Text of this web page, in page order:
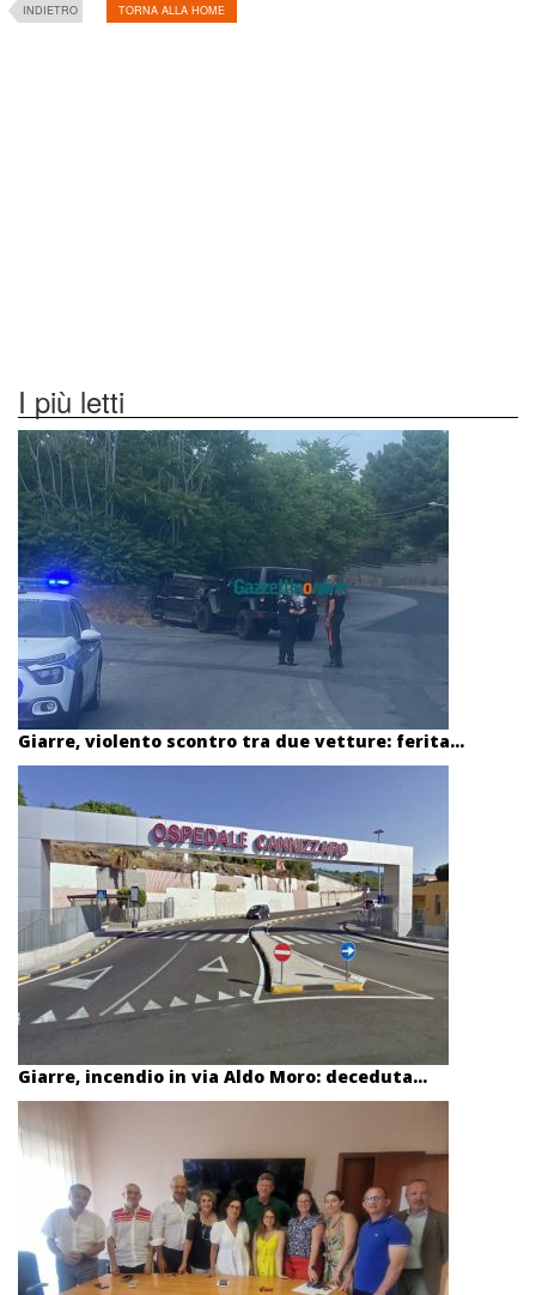
INDIETRO TORNA ALLA HOME
I più letti
Giarre, violento scontro tra due vetture: ferita...
Giarre, incendio in via Aldo Moro: deceduta...